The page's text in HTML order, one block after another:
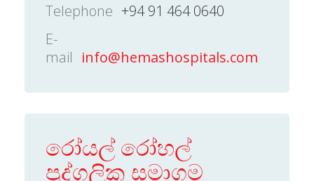
Telephone +94 91 464 0640
E-
mail info@hemashospitals.com
රෝයල් රෝහල්
පුද්ගලික සමාගම